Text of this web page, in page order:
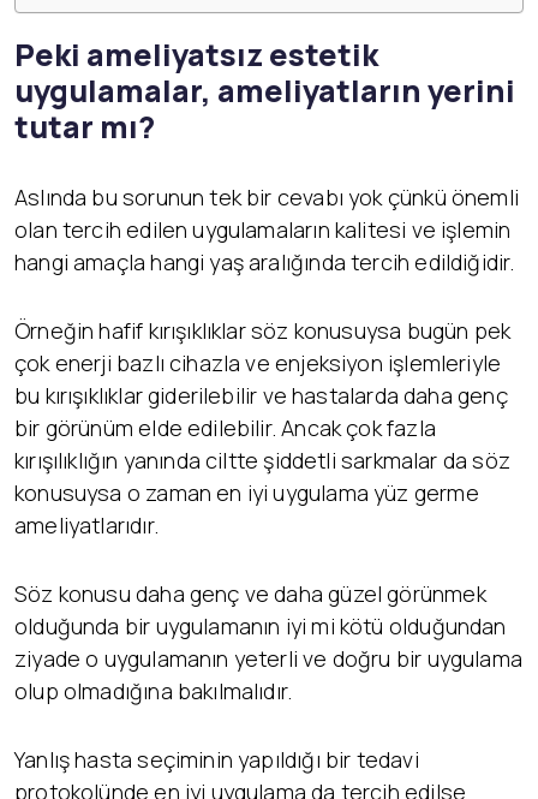
Peki ameliyatsız estetik
uygulamalar, ameliyatların yerini
tutar mı?
Aslında bu sorunun tek bir cevabı yok çünkü önemli
olan tercih edilen uygulamaların kalitesi ve işlemin
hangi amaçla hangi yaş aralığında tercih edildiğidir.
Örneğin hafif kırışıklıklar söz konusuysa bugün pek
çok enerji bazlı cihazla ve enjeksiyon işlemleriyle
bu kırışıklıklar giderilebilir ve hastalarda daha genç
bir görünüm elde edilebilir. Ancak çok fazla
kırışılıklığın yanında ciltte şiddetli sarkmalar da söz
konusuysa o zaman en iyi uygulama yüz germe
ameliyatlarıdır.
Söz konusu daha genç ve daha güzel görünmek
olduğunda bir uygulamanın iyi mi kötü olduğundan
ziyade o uygulamanın yeterli ve doğru bir uygulama
olup olmadığına bakılmalıdır.
Yanlış hasta seçiminin yapıldığı bir tedavi
protokolünde en iyi uygulama da tercih edilse